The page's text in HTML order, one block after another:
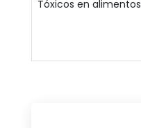
Tóxicos en alimentos